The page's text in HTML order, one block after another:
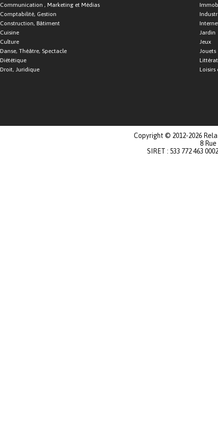
Communication , Marketing et Médias
Comptabilité, Gestion
Construction, Bâtiment
Cuisine
Culture
Danse, Théâtre, Spectacle
Diététique
Droit, Juridique
Jardin
Jeux
Jouets
Loisirs
Copyright © 2012-2026
8
SIRET : 533 772 463